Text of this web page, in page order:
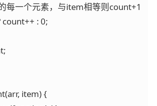
的每一个元素，与item相等则count+1
count++ : 0;
item) {